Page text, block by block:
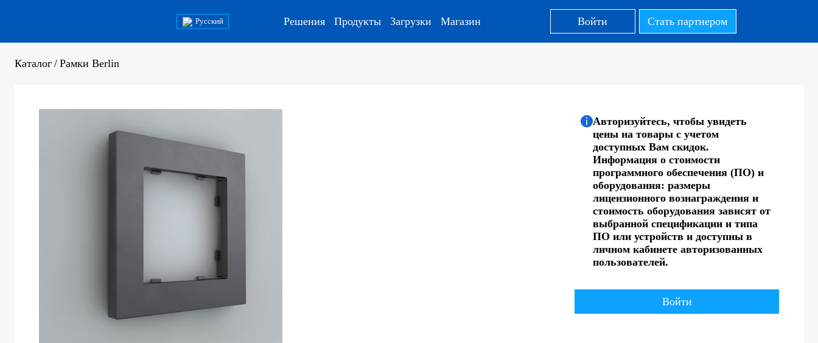
Русский Решения Продукты Загрузки Магазин Войти Стать партнером
Каталог / Рамки Berlin
Авторизуйтесь, чтобы увидеть
цены на товары с учетом
доступных Вам скидок.
Информация о стоимости
программного обеспечения (ПО) и
оборудования: размеры
лицензионного вознаграждения и
стоимость оборудования зависят от
выбранной спецификации и типа
ПО или устройств и доступны в
личном кабинете авторизованных
пользователей.
Войти